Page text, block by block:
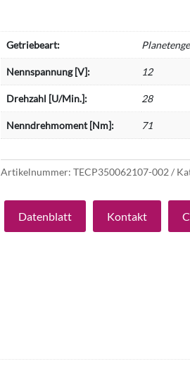
Getriebeart:
Nennspannung [V]: 12
Drehzahl [U/Min.]: 28
Nenndrehmoment [Nm]: 71
Artikelnummer:TECP350062107-002
Datenblatt Kontakt